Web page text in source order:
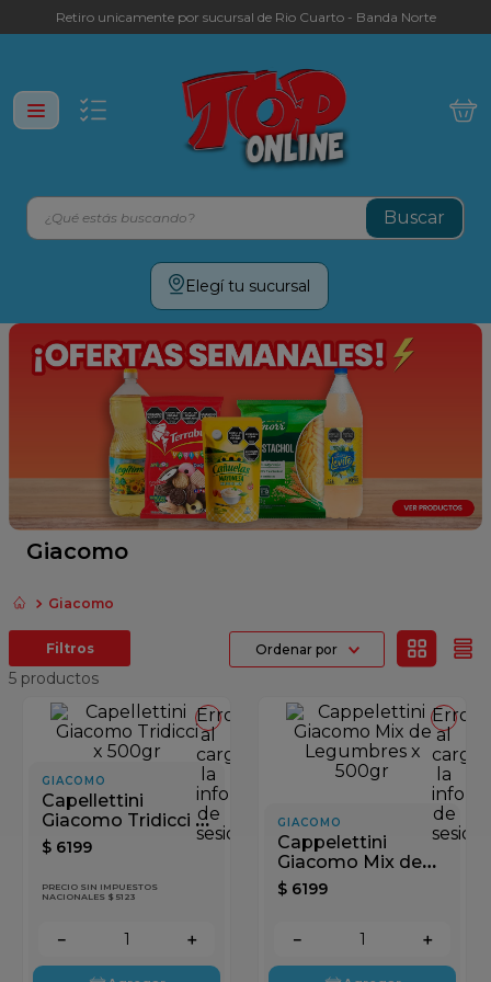
Retiro unicamente por sucursal de Rio Cuarto - Banda Norte
¿Qué estás buscando?
Elegí tu sucursal
Giacomo
Giacomo
Ordenar por
5 productos
Error
al
cargar
la
información
de
sesión
GIACOMO
Capellettini
Giacomo Tridicci x
500gr
$ 6199
PRECIO SIN IMPUESTOS
NACIONALES $ 5123
＋
－
Error
al
cargar
la
de
sesión
GIACOMO
Cappelettini
Giacomo Mix de
Legumbres x
500gr
$ 6199
＋
－
Términos más buscados
yerba
galletitas
queso
azucar